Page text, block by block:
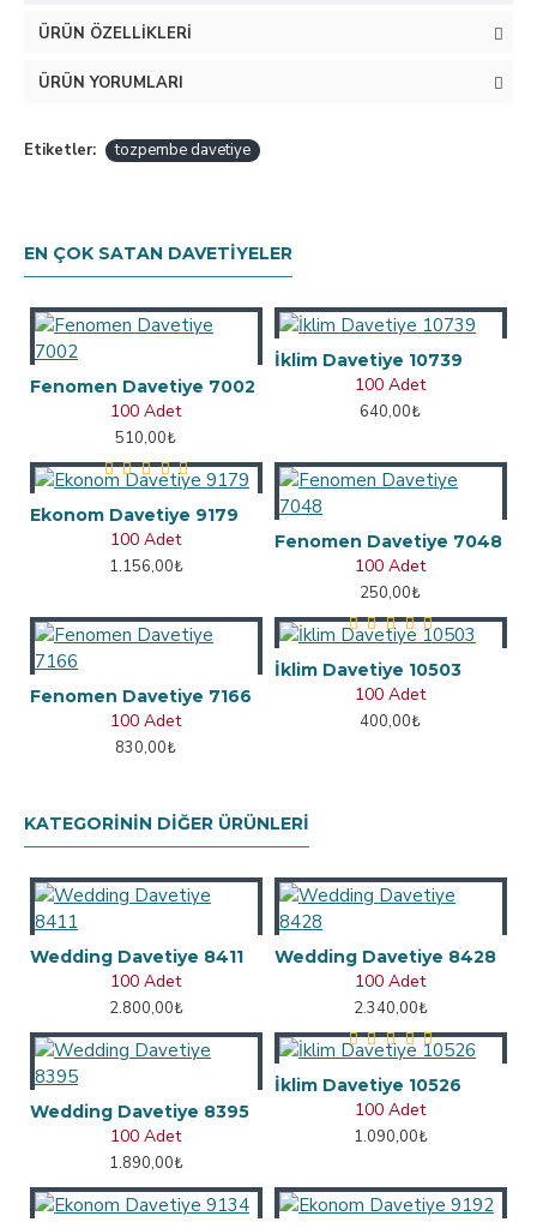
ÜRÜN ÖZELLIKLERI
ÜRÜN YORUMLARI
Etiketler: tozpembe davetiye
EN ÇOK SATAN DAVETIYELER
Fenomen Davetiye 7002
100 Adet
510,00₺
İklim Davetiye 10739
100 Adet
640,00₺
Ekonom Davetiye 9179
100 Adet
1.156,00₺
Fenomen Davetiye 7048
100 Adet
250,00₺
Fenomen Davetiye 7166
100 Adet
830,00₺
İklim Davetiye 10503
100 Adet
400,00₺
KATEGORININ DIĞER ÜRÜNLERI
Wedding Davetiye 8411
100 Adet
2.800,00₺
Wedding Davetiye 8428
100 Adet
2.340,00₺
Wedding Davetiye 8395
100 Adet
1.890,00₺
İklim Davetiye 10526
100 Adet
1.090,00₺